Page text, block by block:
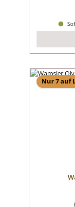
Nur 7 auf